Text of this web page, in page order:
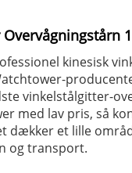
kinesisk
vinkelstålgitter-
med lav pris, så
dækker et lille
og transport.